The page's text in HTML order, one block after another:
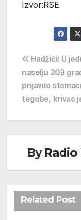
Izvor:RSE
objava
Hadžići: U
naselju 209
prijavilo
tegobe, krivac
By
Related Post